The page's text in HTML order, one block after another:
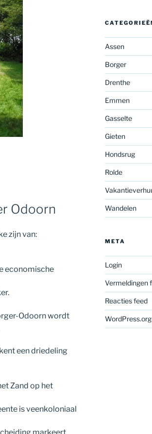
Odoorn
zijn van:
economische
Odoorn wordt
een driedeling
Zand op het
is veenkoloniaal
Assen
Borger
Drenthe
Emmen
Gasselte
Gieten
Hondsrug
Rolde
Wandelen
META
Login
Vermeldingen
Reacties feed
WordPress.org